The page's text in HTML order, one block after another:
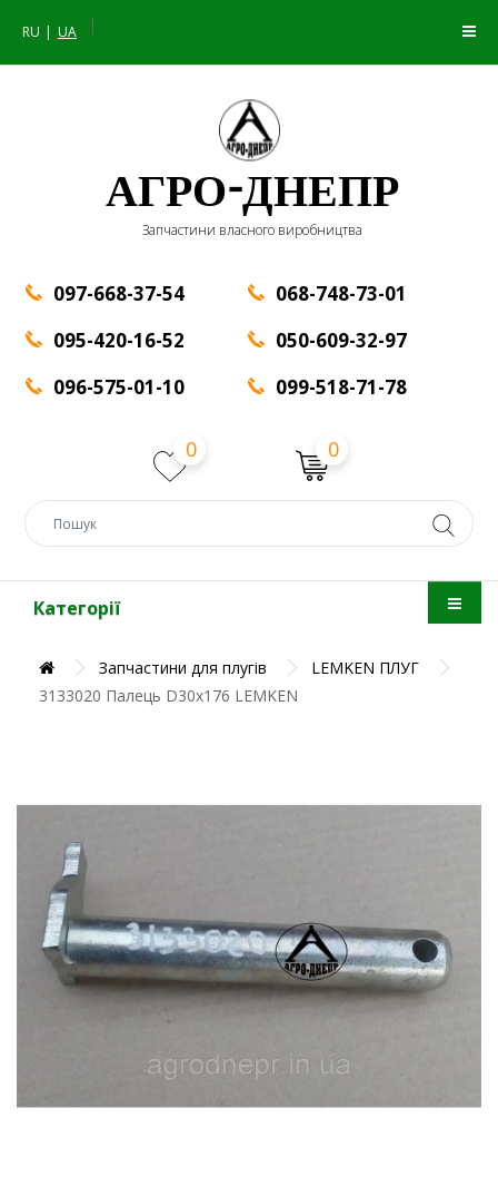
RU UA |
АГРО-ДНЕПР
Запчастини власного виробництва
097-668-37-54
095-420-16-52
096-575-01-10
068-748-73-01
050-609-32-97
099-518-71-78
0 0
Категорії
Запчастини для плугів
LEMKEN ПЛУГ
3133020 Палець D30х176 LEMKEN